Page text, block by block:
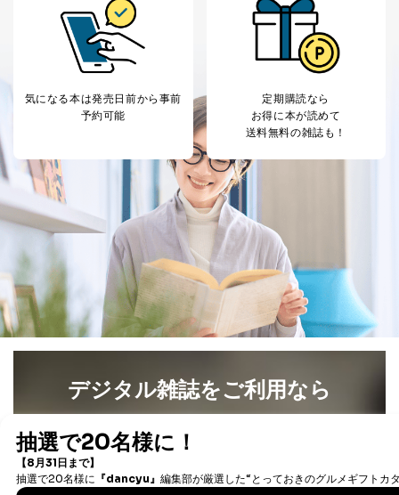
■電子メールによる場合
e-mail：cs@fujisan.co.jp
B.開示等の対応に際して、以下記載の項目のうち2項目
以上での本人確認を実施させていただきます。
商品を購入された個人のお客様：氏名、住所、電話番
号、顧客番号、メールアドレス
商品を購入された法人のお客様：氏名、会社名、部署
名、会社住所、電話番号、顧客番号、メールアドレス
採用に応募された方：氏名、住所、所属学校（会社）
お取引先様：会社名、部署名、氏名、住所
株主様：氏名、住所、（会社名）
C.代理人様による開示等のご請求
開示等のご請求をすることについて代理人に委任する場
合は、前項の書類に加えて、下記書類をご同封くださ
い。
委任状
ご本人様が委任状に捺印し、捺印した印鑑の印鑑登
代理人様が親権者などの法定代理人の場合は、委任
状に代えて、ご本人様との関係がわかる戸籍謄本も
代理人本人であることを確認するための書類
下記書類のうち、いずれかを同封してください。
（本籍地を塗りつぶしたものをご用意下さい。）
気になる本は発売日前から事前
予約可能
定期購読なら
お得に本が読めて
送料無料の雑誌も！
デジタル雑誌をご利用なら
書籍）が無料で読み放題！